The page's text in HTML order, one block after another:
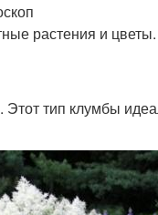
растения и
тип клумбы